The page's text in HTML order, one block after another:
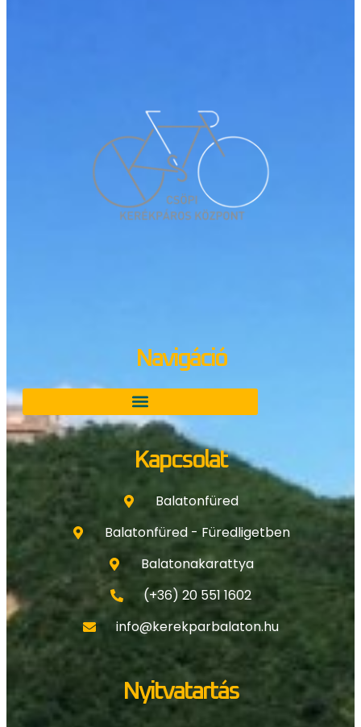
Navigáció
Kapcsolat
Balatonfüred
Balatonfüred - Füredligetben
Balatonakarattya
(+36) 20 551 1602
info@kerekparbalaton.hu
Nyitvatartás